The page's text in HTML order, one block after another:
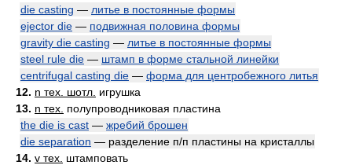
die casting — литье в постоянные формы
ejector die — подвижная половина формы
gravity die casting — литье в постоянные формы
steel rule die — штамп в форме стальной линейки
centrifugal casting die — форма для центробежного литья
12. n тех. шотл. игрушка
13. n тех. полупроводниковая пластина
the die is cast — жребий брошен
die separation — разделение п/п пластины на кристаллы
14. v тех. штамповать